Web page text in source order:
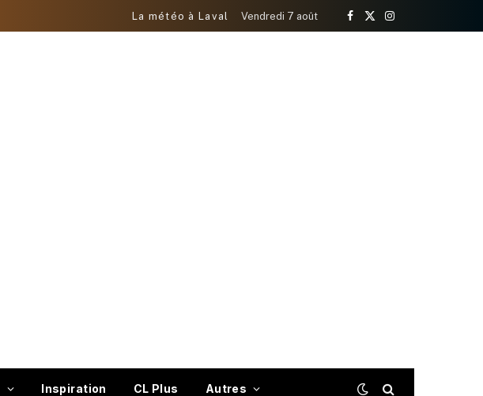
La météo à Laval Vendredi 7 août
Facebook
X
Instagram
Inspiration CL Plus Autres